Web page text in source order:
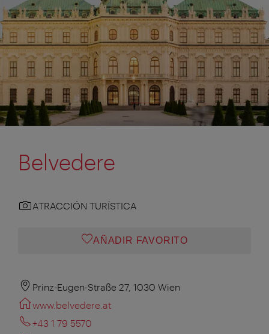
Belvedere
ATRACCIÓN TURÍSTICA
AÑADIR FAVORITO
Prinz-Eugen-Straße 27, 1030 Wien
www.belvedere.at
+43 1 79 5570